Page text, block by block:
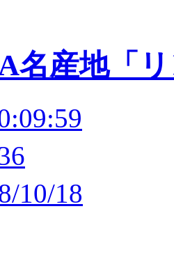
名産地「
10/18